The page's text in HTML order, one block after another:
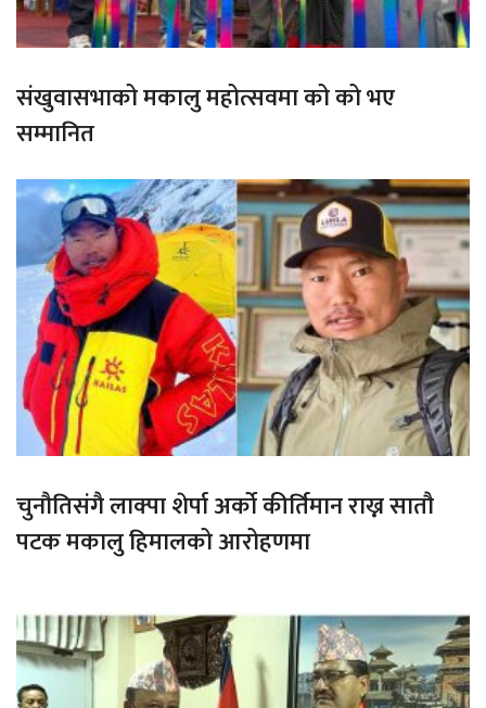
संखुवासभाको मकालु महोत्सवमा को को भए
सम्मानित
चुनौतिसंगै लाक्पा शेर्पा अर्को कीर्तिमान राख्न सातौ
पटक मकालु हिमालको आरोहणमा